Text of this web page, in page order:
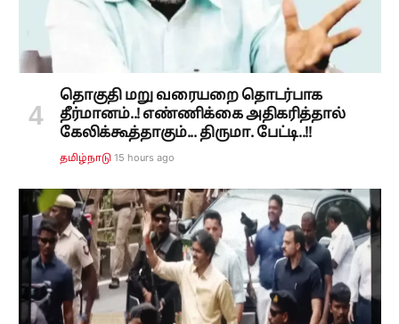
தொகுதி மறு வரையறை தொடர்பாக
தீர்மானம்..! எண்ணிக்கை அதிகரித்தால்
கேலிக்கூத்தாகும்... திருமா. பேட்டி..!!
தமிழ்நாடு 15 hours ago